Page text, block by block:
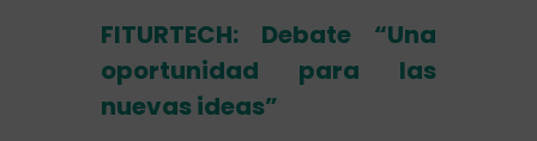
FITURTECH: Debate “Una
oportunidad para las
nuevas ideas”